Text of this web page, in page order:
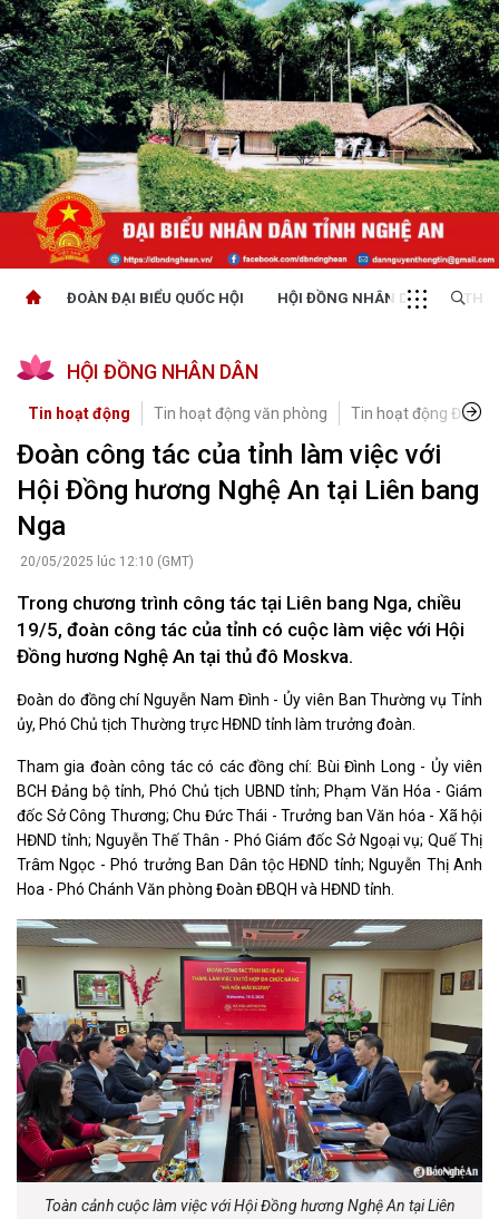
ĐOÀN ĐẠI BIỂU QUỐC HỘI HỘI ĐỒNG NHÂN DÂN
HỘI ĐỒNG NHÂN DÂN
Tin hoạt động Tin hoạt động văn phòng Tin hoạt động Đảng,
Đoàn công tác của tỉnh làm việc với
Hội Đồng hương Nghệ An tại Liên bang
Nga
20/05/2025 lúc 12:10 (GMT)
Trong chương trình công tác tại Liên bang Nga, chiều
19/5, đoàn công tác của tỉnh có cuộc làm việc với Hội
Đồng hương Nghệ An tại thủ đô Moskva.
Đoàn do đồng chí Nguyễn Nam Đình - Ủy viên Ban Thường vụ Tỉnh
ủy, Phó Chủ tịch Thường trực HĐND tỉnh làm trưởng đoàn.
Tham gia đoàn công tác có các đồng chí: Bùi Đình Long - Ủy viên
BCH Đảng bộ tỉnh, Phó Chủ tịch UBND tỉnh; Phạm Văn Hóa - Giám
đốc Sở Công Thương; Chu Đức Thái - Trưởng ban Văn hóa - Xã hội
HĐND tỉnh; Nguyễn Thế Thân - Phó Giám đốc Sở Ngoại vụ; Quế Thị
Trâm Ngọc - Phó trưởng Ban Dân tộc HĐND tỉnh; Nguyễn Thị Anh
Hoa - Phó Chánh Văn phòng Đoàn ĐBQH và HĐND tỉnh.
Toàn cảnh cuộc làm việc với Hội Đồng hương Nghệ An tại Liên